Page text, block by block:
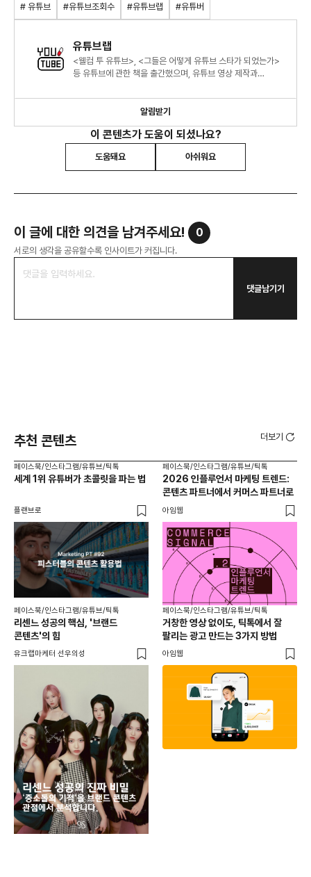
# 유튜브 #유튜브조회수 #유튜브랩 #유튜버
유튜브랩
<웰컴 투 유튜브>, <그들은 어떻게 유튜브 스타가 되었는가>
등 유튜브에 관한 책을 출간했으며, 유튜브 영상 제작과
알림받기
이 콘텐츠가 도움이 되셨나요?
도움돼요 아쉬워요
이 글에 대한 의견을 남겨주세요! 0
서로의 생각을 공유할수록 인사이트가 커집니다.
댓글남기기
추천 콘텐츠 더보기
페이스북/인스타그램/유튜브/틱톡
세계 1위 유튜버가 초콜릿을 파는 법
플랜브로
페이스북/인스타그램/유튜브/틱톡
2026 인플루언서 마케팅 트렌드:
콘텐츠 파트너에서 커머스 파트너로
아임웹
페이스북/인스타그램/유튜브/틱톡
리센느 성공의 핵심, '브랜드
콘텐츠'의 힘
유크랩마케터 선우의성
페이스북/인스타그램/유튜브/틱톡
거창한 영상 없이도, 틱톡에서 잘
팔리는 광고 만드는 3가지 방법
아임웹